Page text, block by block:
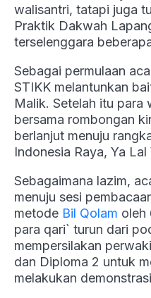
walisantri, tatapi juga
Praktik Dakwah
terselenggara
Sebagai permulaan
STIKK melantunkan
Malik. Setelah itu para
bersama rombongan
berlanjut menuju
Indonesia Raya, Ya
Sebagaimana lazim,
menuju sesi
metode Bil Qolam oleh
para qari` turun dari
mempersilakan
dan Diploma 2 untuk
melakukan